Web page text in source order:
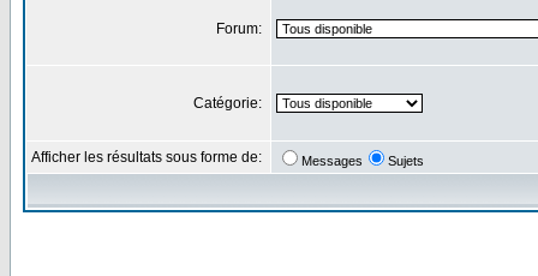
Forum:
Catégorie:
Afficher les résultats sous forme de: Messages Sujets